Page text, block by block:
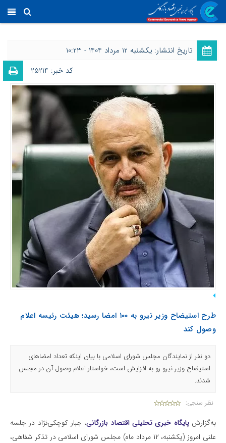
تاریخ انتشار: یکشنبه 12 مرداد 1404 - 10:23
کد خبر: 25214
طرح استیضاح وزیر نیرو به ۱۰۰ امضا رسید؛ هیئت رئیسه اعلام
وصول کند
دو نفر از نمایندگان مجلس شورای اسلامی با بیان اینکه تعداد امضاهای
استیضاح وزیر نیرو رو به افزایش است، خواستار اعلام وصول آن در مجلس
شدند.
نظر سنجی:
به‌گزارش پایگاه خبری تحلیلی اقتصاد بازرگانی، جبار کوچکی‌نژاد در جلسه
علنی امروز (یکشنبه، ۱۲ مرداد ماه) مجلس شورای اسلامی در تذکر شفاهی،